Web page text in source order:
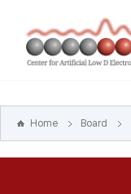
바로가기
주메뉴
바로가기
Home Board